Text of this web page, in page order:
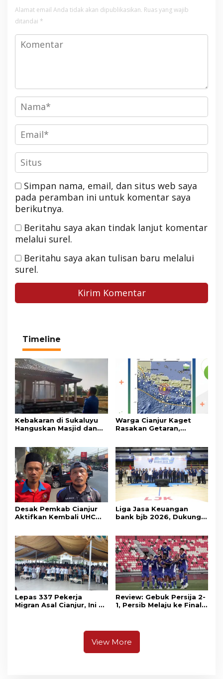
Alamat email Anda tidak akan dipublikasikan. Ruas yang wajib
ditandai *
Simpan nama, email, dan situs web saya
pada peramban ini untuk komentar saya
berikutnya.
Beritahu saya akan tindak lanjut komentar
melalui surel.
Beritahu saya akan tulisan baru melalui
surel.
Timeline
Kebakaran di Sukaluyu
Hanguskan Masjid dan
Warga Cianjur Kaget
Rasakan Getaran,
Pangandaran
Desak Pemkab Cianjur
Aktifkan Kembali UHC
Liga Jasa Keuangan
bank bjb 2026, Dukung
Lepas 337 Pekerja
Migran Asal Cianjur, Ini 3
Review: Gebuk Persija 2-
1, Persib Melaju ke Final
View More